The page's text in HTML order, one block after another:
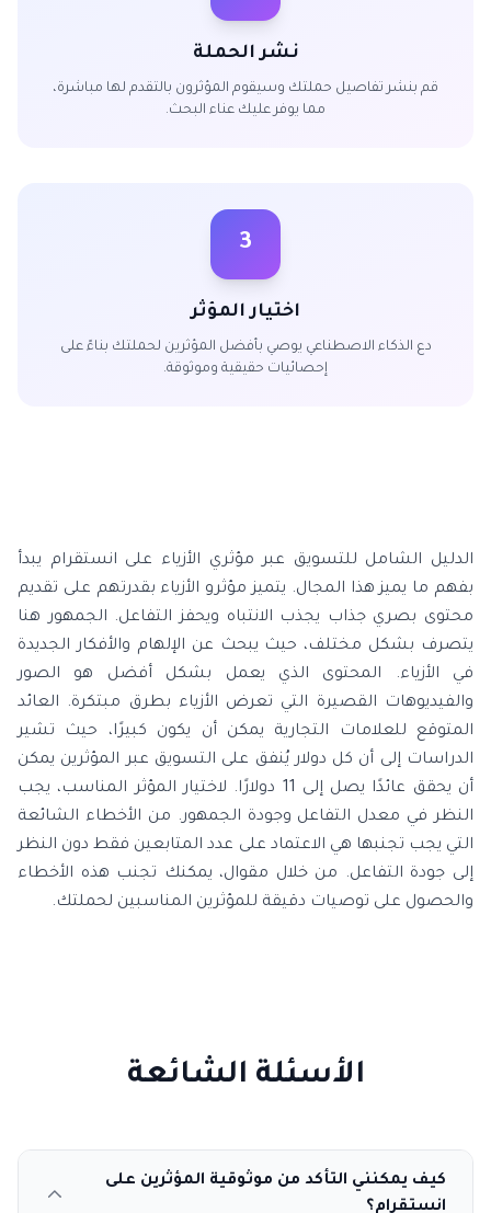
نشر الحملة
قم بنشر تفاصيل حملتك وسيقوم المؤثرون بالتقدم لها مباشرة،
مما يوفر عليك عناء البحث.
3
اختيار المؤثر
دع الذكاء الاصطناعي يوصي بأفضل المؤثرين لحملتك بناءً على
إحصائيات حقيقية وموثوقة.
الدليل الشامل للتسويق عبر مؤثري الأزياء على انستقرام يبدأ
بفهم ما يميز هذا المجال. يتميز مؤثرو الأزياء بقدرتهم على تقديم
محتوى بصري جذاب يجذب الانتباه ويحفز التفاعل. الجمهور هنا
يتصرف بشكل مختلف، حيث يبحث عن الإلهام والأفكار الجديدة
في الأزياء. المحتوى الذي يعمل بشكل أفضل هو الصور
والفيديوهات القصيرة التي تعرض الأزياء بطرق مبتكرة. العائد
المتوقع للعلامات التجارية يمكن أن يكون كبيرًا، حيث تشير
الدراسات إلى أن كل دولار يُنفق على التسويق عبر المؤثرين يمكن
أن يحقق عائدًا يصل إلى 11 دولارًا. لاختيار المؤثر المناسب، يجب
النظر في معدل التفاعل وجودة الجمهور. من الأخطاء الشائعة
التي يجب تجنبها هي الاعتماد على عدد المتابعين فقط دون النظر
إلى جودة التفاعل. من خلال مقوال، يمكنك تجنب هذه الأخطاء
والحصول على توصيات دقيقة للمؤثرين المناسبين لحملتك.
الأسئلة الشائعة
كيف يمكنني التأكد من موثوقية المؤثرين على
انستقرام؟